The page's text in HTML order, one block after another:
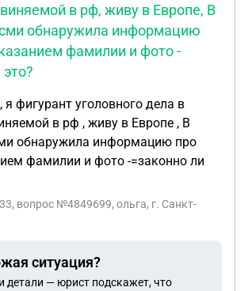
в рф, живу в Европе, В
сми обнаружила информацию
фамилии и фото -
фигурант уголовного дела в
в рф , живу в Европе , В
обнаружила информацию про
фамилии и фото -=законно ли
, вопрос №4849699, ольга, г. Санкт-
ситуация?
детали — юрист подскажет, что